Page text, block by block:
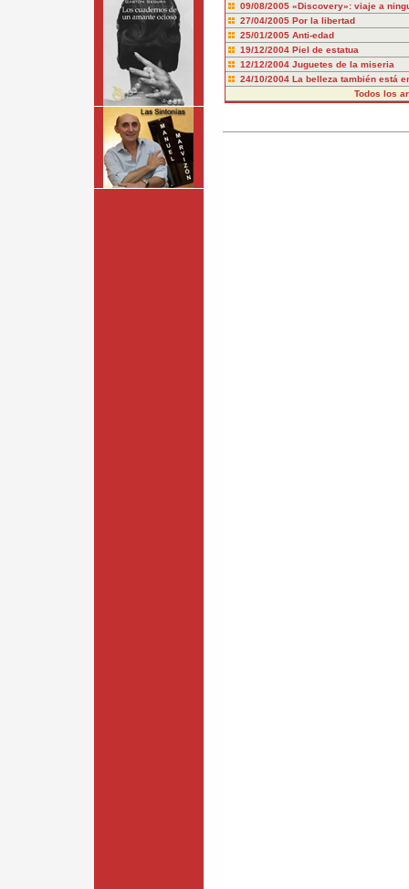
09/08/2005 «Discovery»: viaje a
27/04/2005 Por la libertad
25/01/2005 Anti-edad
19/12/2004 Piel de estatua
12/12/2004 Juguetes de la miseria
24/10/2004 La belleza también está
Todos los